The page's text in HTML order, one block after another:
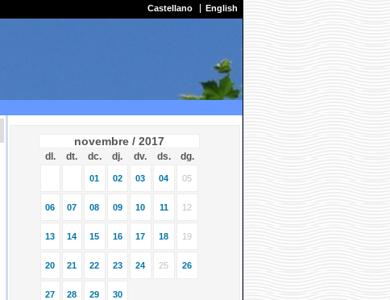
Castellano English
novembre / 2017
dl. dt. dc. dj. dv. ds. dg.
01 02 03 04 05
06 07 08 09 10 11 12
13 14 15 16 17 18 19
20 21 22 23 24 25 26
27 28 29 30